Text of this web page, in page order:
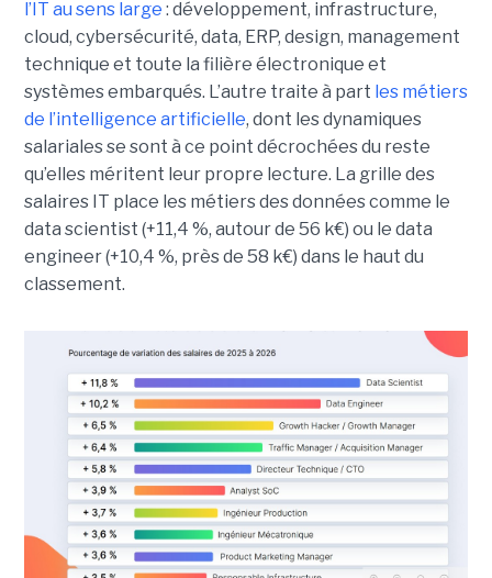
l’IT au sens large : développement, infrastructure,
cloud, cybersécurité, data, ERP, design, management
technique et toute la filière électronique et
systèmes embarqués. L’autre traite à part les métiers
de l’intelligence artificielle, dont les dynamiques
salariales se sont à ce point décrochées du reste
qu’elles méritent leur propre lecture. La grille des
salaires IT place les métiers des données comme le
data scientist (+11,4 %, autour de 56 k€) ou le data
engineer (+10,4 %, près de 58 k€) dans le haut du
classement.